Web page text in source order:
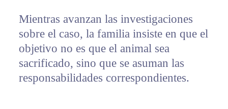
Mientras avanzan las investigaciones
sobre el caso, la familia insiste en que el
objetivo no es que el animal sea
sacrificado, sino que se asuman las
responsabilidades correspondientes.